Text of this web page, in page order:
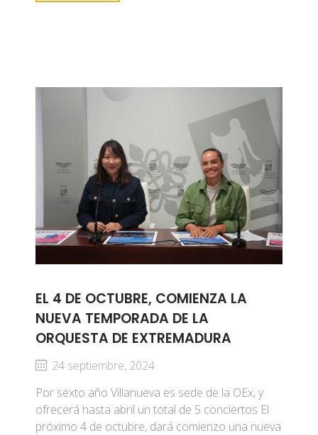
EL 4 DE OCTUBRE, COMIENZA LA
NUEVA TEMPORADA DE LA
ORQUESTA DE EXTREMADURA
24 septiembre, 2024
Por sexto año Villanueva es sede de la OEx, y
ofrecerá hasta abril un total de 5 conciertos El
próximo 4 de octubre, dará comienzo una nueva